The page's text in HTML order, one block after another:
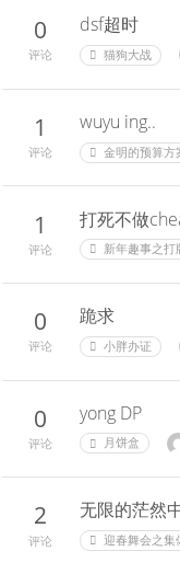
0
评论
dsf超时
猫狗大战
1
评论
wuyu ing..
金明的预算方
1
评论
打死不做
新年趣事之打
0
评论
跪求
小胖办证
0
评论
yong DP
月饼盒
2
评论
无限的茫然
迎春舞会之集